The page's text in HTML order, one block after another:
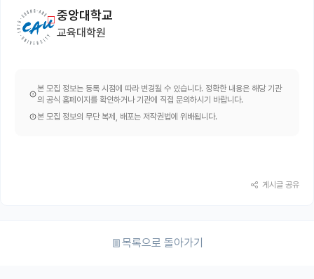
중앙대학교
교육대학원
본 모집 정보는 등록 시점에 따라 변경될 수 있습니다. 정확한 내용은 해당 기관
의 공식 홈페이지를 확인하거나 기관에 직접 문의하시기 바랍니다.
본 모집 정보의 무단 복제, 배포는 저작권법에 위배됩니다.
게시글 공유
목록으로 돌아가기